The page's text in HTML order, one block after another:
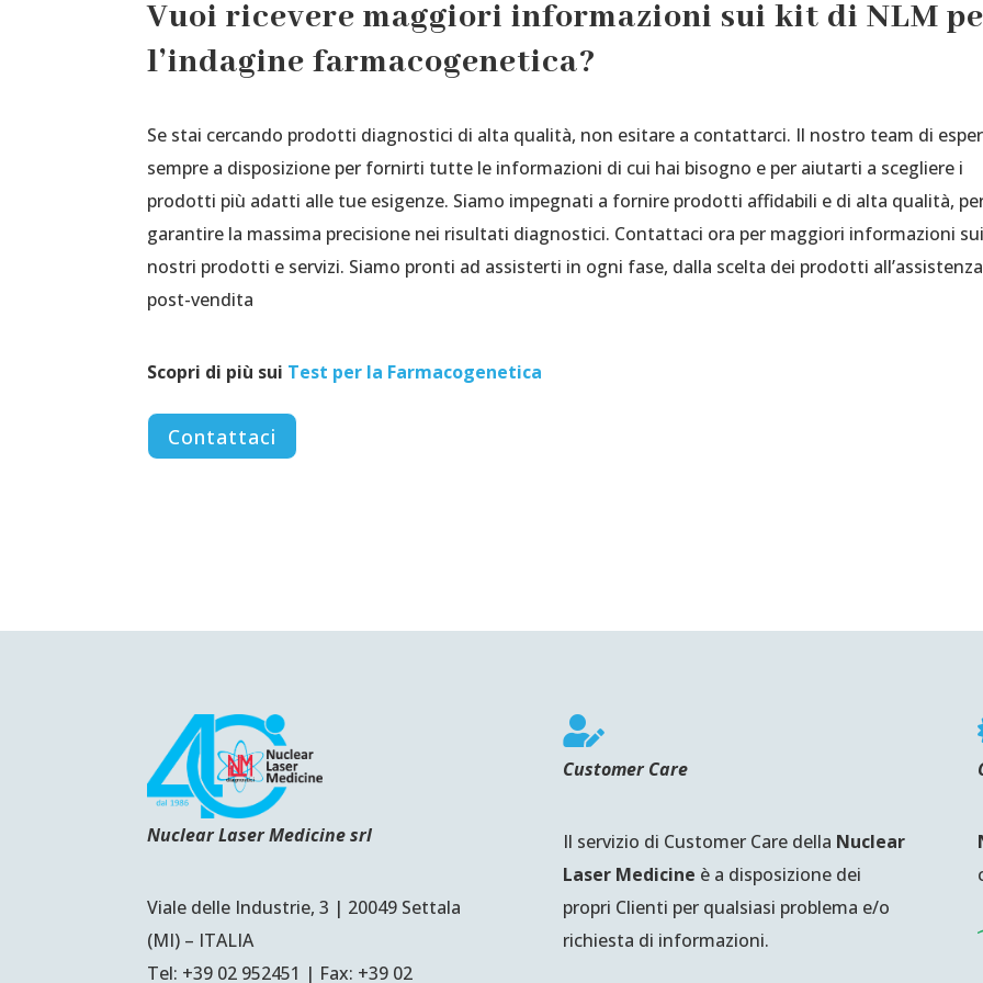
Vuoi ricevere maggiori informazioni sui kit di NLM
l’indagine farmacogenetica?
Se stai cercando prodotti diagnostici di alta qualità, non esitare a contattarci. Il nostro team di
sempre a disposizione per fornirti tutte le informazioni di cui hai bisogno e per aiutarti a scegliere i
prodotti più adatti alle tue esigenze. Siamo impegnati a fornire prodotti affidabili e di alta qualità,
garantire la massima precisione nei risultati diagnostici. Contattaci ora per maggiori informazioni sui
nostri prodotti e servizi. Siamo pronti ad assisterti in ogni fase, dalla scelta dei prodotti all’assistenza
post-vendita
Scopri di più sui Test per la Farmacogenetica
Contattaci
Nuclear Laser Medicine srl
Viale delle Industrie, 3 | 20049 Settala
(MI) – ITALIA
Tel: +39 02 952451 | Fax: +39 02

Customer Care
Il servizio di Customer Care della Nuclear
Laser Medicine è a disposizione dei
propri Clienti per qualsiasi problema e/o
richiesta di informazioni.